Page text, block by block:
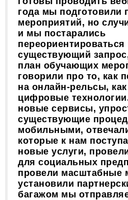
года мы подготовили
мероприятий, но
и мы постарались
переориентироваться
существующий
план обучающих
говорили про то, как
на онлайн-рельсы,
цифровые
новые сервисы,
существующие
мобильными,
которые к нам
новые услуги,
для социальных
провели масштабные
установили
багажом мы